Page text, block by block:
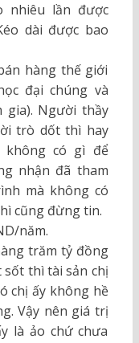
nhiêu lần được
dài được bao
hàng thế giới
đại chúng và
gia). Người thầy
trò dốt thì hay
không có gì để
nhận đã tham
mà không có
cũng đừng tin.
năm.
trăm tỷ đồng
sốt thì tài sản chị
chị ấy không hề
Vậy nên giá trị
là ảo chứ chưa